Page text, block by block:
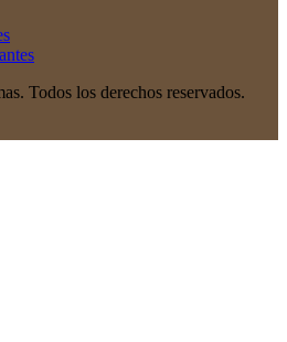
Todos los derechos reservados.